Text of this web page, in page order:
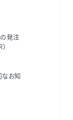
発注
お知
イト）